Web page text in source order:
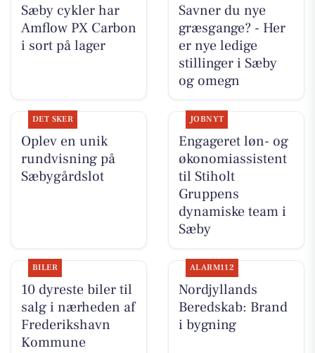
Sæby cykler har
Amflow PX Carbon
i sort på lager
Savner du nye
græsgange? - Her
er nye ledige
stillinger i Sæby
og omegn
DET SKER
Oplev en unik
rundvisning på
Sæbygårdslot
JOBNYT
Engageret løn- og
økonomiassistent
til Stiholt
Gruppens
dynamiske team i
Sæby
BILER
10 dyreste biler til
salg i nærheden af
Frederikshavn
Kommune
ALARM112
Nordjyllands
Beredskab: Brand
i bygning